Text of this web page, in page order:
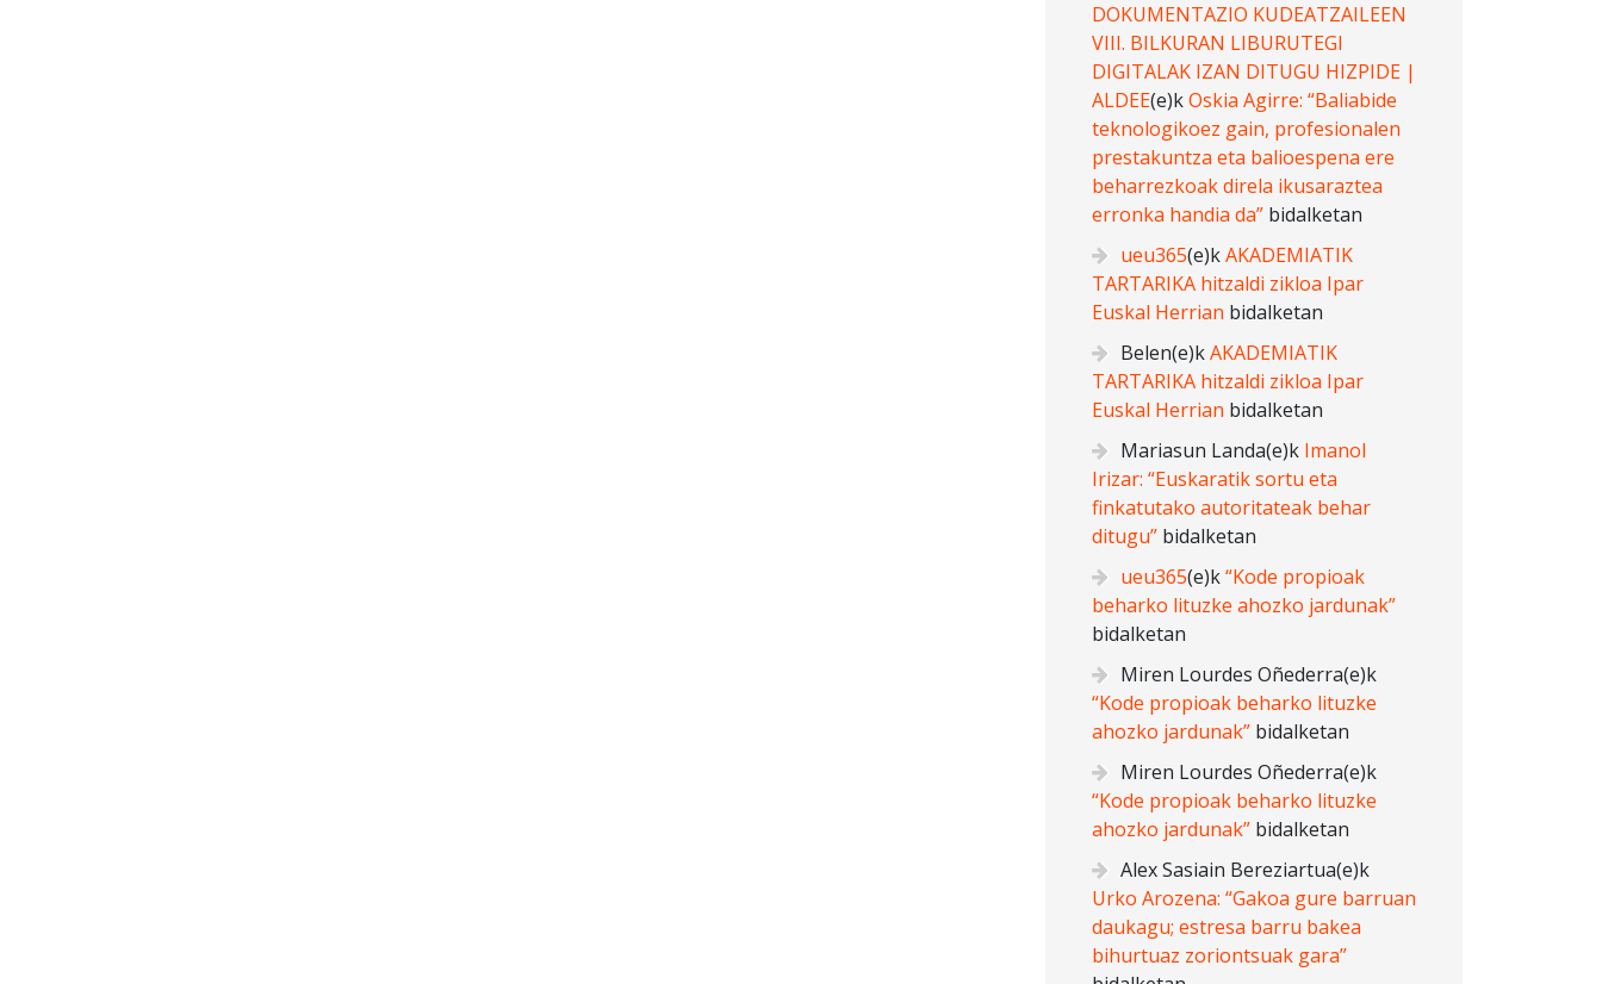
DOKUMENTAZIO KUDEATZAILEEN
VIII. BILKURAN LIBURUTEGI
DIGITALAK IZAN DITUGU HIZPIDE |
ALDEE(e)kOskia Agirre: “Baliabide
teknologikoez gain, profesionalen
prestakuntza eta balioespena ere
beharrezkoak direla ikusaraztea
erronka handia da” bidalketan
ueu365(e)kAKADEMIATIK
TARTARIKA hitzaldi zikloa Ipar
Euskal Herrian bidalketan
Belen(e)kAKADEMIATIK
TARTARIKA hitzaldi zikloa Ipar
Euskal Herrian bidalketan
Mariasun Landa(e)k Imanol
Irizar: “Euskaratik sortu eta
finkatutako autoritateak behar
ditugu” bidalketan
ueu365(e)k“Kode propioak
beharko lituzke ahozko jardunak”
bidalketan
Miren Lourdes Oñederra(e)k
“Kode propioak beharko lituzke
ahozko jardunak” bidalketan
Miren Lourdes Oñederra(e)k
“Kode propioak beharko lituzke
ahozko jardunak” bidalketan
Alex Sasiain Bereziartua(e)k
Urko Arozena: “Gakoa gure barruan
daukagu; estresa barru bakea
bihurtuaz zoriontsuak gara”